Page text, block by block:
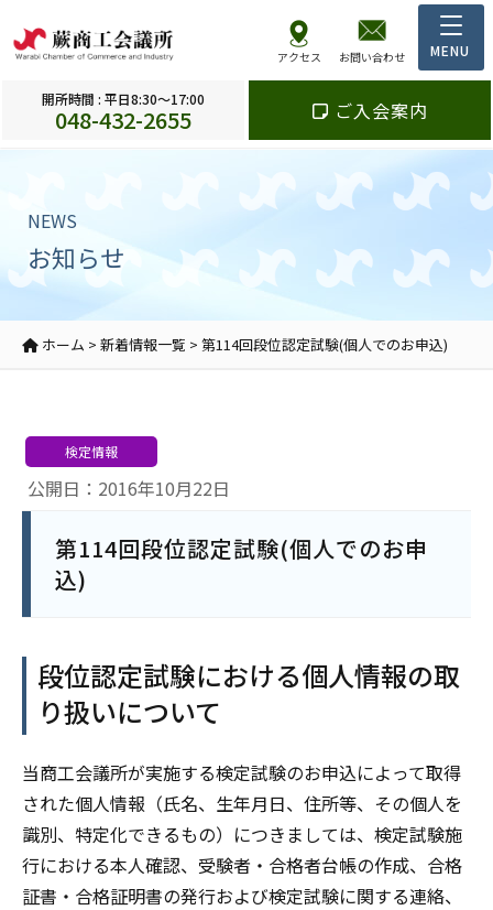
アクセス お問い合わせ
開所時間 : 平日8:30～17:00
048-432-2655 ご入会案内
NEWS
お知らせ
ホーム > 新着情報一覧 > 第114回段位認定試験(個人でのお申込)
公開日：2016年10月22日
検定情報
第114回段位認定試験(個人でのお申
込)
段位認定試験における個人情報の取
り扱いについて
当商工会議所が実施する検定試験のお申込によって取得
された個人情報（氏名、生年月日、住所等、その個人を
識別、特定化できるもの）につきましては、検定試験施
行における本人確認、受験者・合格者台帳の作成、合格
証書・合格証明書の発行および検定試験に関する連絡、